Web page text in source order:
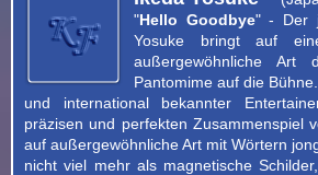
"Hello Goodbye" - Der
Yosuke bringt auf
außergewöhnliche
Pantomime auf die
und international bekannter
präzisen und perfekten Zusammenspiel
auf außergewöhnliche Art mit Wörtern
nicht viel mehr als magnetische